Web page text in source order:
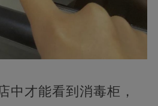
中才能看到消毒柜，